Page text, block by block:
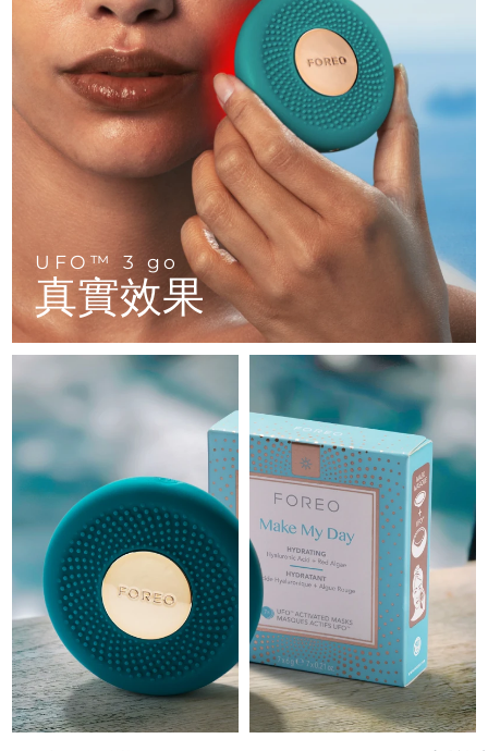
UFO™ 3 go
真實效果
LUNA™ 4 Men
For men, anti-aging massage
LUNA™ 4 mini
For young skin, T-zone
LUNA™ 4 go
For travel or gym bag
LUNA™護膚
Premium cleansers & balm
LUNA™ 設備
All facial cleansing devices
BEAR™ 2 eyes & lips
Microcurrent line smoothing device
面部提拉護理
Premium anti-aging skincare
BEAR™ 設備
All premium facelift devices
UFO™ 3 LED
Near-infrared and red light therapy
device
UFO™ 3 mini
Red light therapy device for young skin
UFO™ 3 go
Portable red light therapy
面膜
Rejuvenation & hydration
UFO™ 設備
All deep facial hydration devices
issa™ 4 plus
Smart hybrid silicone sonic toothbrush
issa™ 4 smile
Hybrid silicone sonic toothbrush
issa™ 4 baby
For ages 0-3
issa™ Teeth Whitening Set
Dual LED + sonic device & 18% PAP gel
ISSA™ 設備
All silicone sonic toothbrushes
FAQ™ 101
Clinical anti-aging
FAQ™ 102
Advanced clinical anti-aging
FAQ™ 103
Luxurious clinical anti-aging set
FAQ™ P1 Primer
Manuka honey primer
FAQ™護膚品
All FAQ™ skincare
FAQ™產品
All anti-aging treatments
LED 護理
NEW
FAQ™ 201
LED mask
FAQ™ 202
LED mask
FAQ™ 211
Anti-aging neck & décolleté LED mask
FAQ™ 221
Anti-aging LED hand mask
FAQ™護膚品
All FAQ™ skincare
FAQ™產品
All LED treatments
FAQ™ 301
LED hair strengthening scalp massager
FAQ™ Scalp Serum
Scalp recovery probiotic serum
FAQ™護膚品
All FAQ™ skincare
FAQ™產品
All hair treatments
肌膚年輕化
NEW
FAQ™ 501
Full-Spectrum Red Light Therapy
FAQ™ 502
Full-Spectrum Red Light Therapy
FAQ™ Red Light Serum
FAQ™ skincare
All FAQ™ skincare
FAQ™ products
All toning treatments
保健品
NEW
專業治療
脫毛
PEACH™ 2 Pro Max
Professional IPL hair removal device
PEACH™ 2
IPL hair removal
身體護理
BEAR™ 2 body
Microcurrent body toning
LUNA™ 4 body
Massaging body brush
痘肌護理
ESPADA™ 2 plus
眼部護理
BEAR™ 2 eyes & lips
加拿大 預計送達日期
智利 預計送達日期8/13/26
中國 預計送達日期 8/9/26
哥倫比亞 預計送達日期8/13/26
預計送達日期 8/9/26
賽普勒斯 8/10/26
捷克 預計送達日期8/9/26
丹麥 預計送達日期8/9/26
愛沙尼亞 預計送達日期 8/9/26
芬蘭 預計送達日期 8/9/26
法國 預計送達日期 8/9/26
法屬玻里尼西亞 預計送達日期 8/13/26
德國 預計送達日期 8/9/26
直布羅陀 預計送達日期 8/13/26